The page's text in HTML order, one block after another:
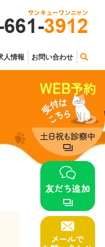
人情報 お問い合わせ